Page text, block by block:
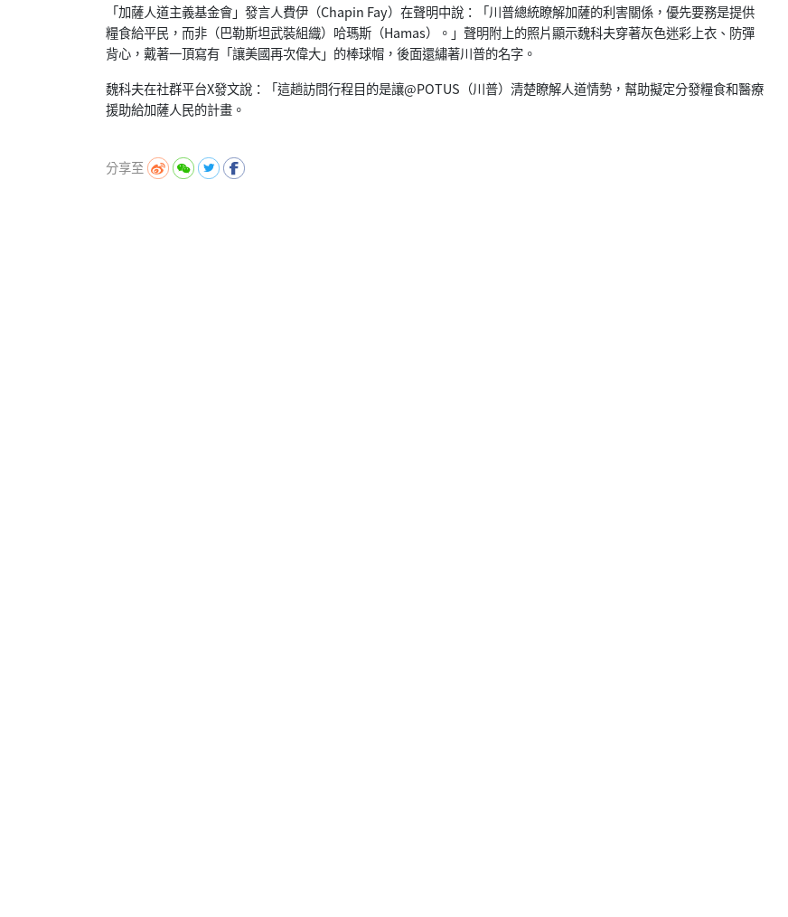
「加薩人道主義基金會」發言人費伊（Chapin Fay）在聲明中說：「川普總統瞭解加薩的利害關係， 優先要務是提供
糧食給平民，而非（巴勒斯坦武裝組織）哈瑪斯（Hamas）。」聲明附上的照片顯示魏科夫穿著灰色迷彩上衣、 防彈
背心，戴著一頂寫有「讓美國再次偉大」的棒球帽， 後面還繡著川普的名字。
魏科夫在社群平台X發文說：「這趟訪問行程目的是讓@POTUS（川普）清楚瞭解人道情勢， 幫助擬定分發糧食和醫療
援助給加薩人民的計畫。
分享至